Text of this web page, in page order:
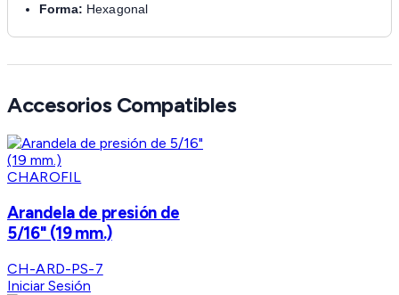
Forma: Hexagonal
Accesorios Compatibles
CHAROFIL
Arandela de presión de
5/16" (19 mm.)
CH-ARD-PS-7
Iniciar Sesión